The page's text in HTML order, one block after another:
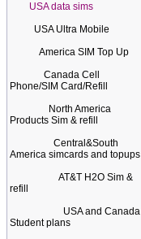
USA data sims
USA Ultra Mobile
America SIM Top Up
Canada Cell
Phone/SIM Card/Refill
North America
Products Sim & refill
Central&South
America simcards and topups
AT&T H2O Sim &
refill
USA and Canada
Student plans